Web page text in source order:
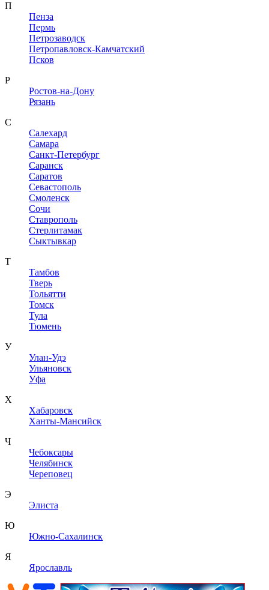
П
Пенза
Пермь
Петрозаводск
Петропавловск-Камчатский
Псков
Р
Ростов-на-Дону
Рязань
С
Салехард
Самара
Санкт-Петербург
Саранск
Саратов
Севастополь
Смоленск
Сочи
Ставрополь
Стерлитамак
Сыктывкар
Т
Тамбов
Тверь
Тольятти
Томск
Тула
Тюмень
У
Улан-Удэ
Ульяновск
Уфа
Х
Хабаровск
Ханты-Мансийск
Ч
Чебоксары
Челябинск
Череповец
Э
Элиста
Ю
Южно-Сахалинск
Я
Ярославль